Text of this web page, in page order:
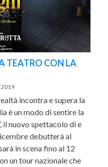
TEATRO CON LA
incontra e supera la
è un modo di sentire la
il nuovo spettacolo di e
debutterà al
in scena fino al 12
un tour nazionale che